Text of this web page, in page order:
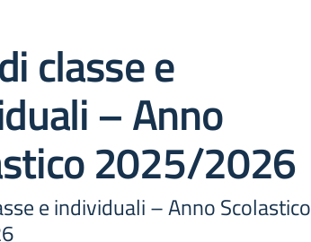
classe e
– Anno
2025/2026
e individuali – Anno Scolastico